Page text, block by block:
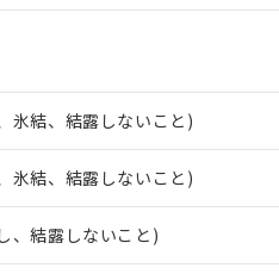
結、結露しないこと)
結、結露しないこと)
、結露しないこと)
のです。
社制御機器事業取扱商品の中には
庫状況および標準価格照会結果は
な納期状況および標準価格はお
販売員にご相談ください。
ロン制御機器販売店や当社販売
す。
(Cr(Ⅵ)) 1000ppm以下、ポリ臭化ビフェニ
ス(2-エチルヘキシル) (DEHP)(別名：DOP)
1000ppm以下、フタル酸ジイソブチル
指令で産業用監視および制御機器に対す
ステル類の４物質については閾値を超える
予定月
大均質材料含有率が中国RoHS
物質の基準値 (GB/T26572)：
、 Hg(水銀) : 1000ppm、 Cd(カドミ
酸ジブチル) : 1000ppm、 DIBP(フタル酸
を輸出または国外への提供する
どの必要な手続きをとります。
す。
は貴社製品を、核兵器、ミサイ
は、貴社製品を第三者に販売す
当社は、販売先および販売に係
説明
一定数以上の在庫あり
一定数には満たないが在庫あり